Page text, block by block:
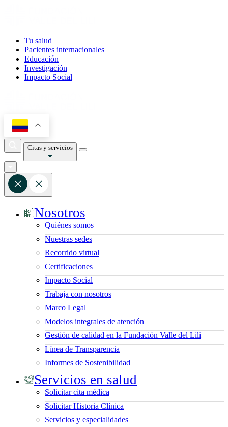
Tu salud
Pacientes internacionales
Educación
Investigación
Impacto Social
Citas y servicios
Nosotros
Quiénes somos
Nuestras sedes
Recorrido virtual
Certificaciones
Impacto Social
Trabaja con nosotros
Marco Legal
Modelos integrales de atención
Gestión de calidad en la Fundación Valle del Lili
Línea de Transparencia
Informes de Sostenibilidad
Servicios en salud
Solicitar cita médica
Solicitar Historia Clínica
Servicios y especialidades